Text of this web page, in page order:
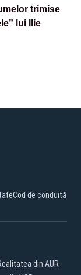
trimise
lui Ilie
Cod de conduită
din AUR